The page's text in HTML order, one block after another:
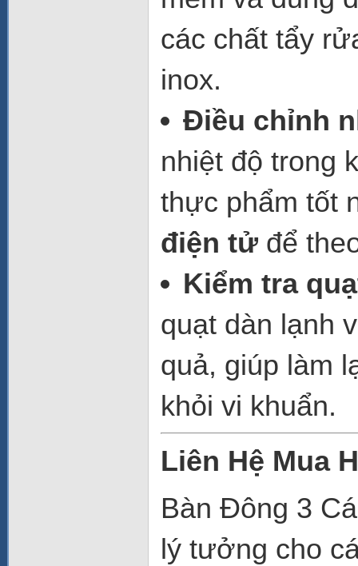
các chất tẩy
inox.
Điều chỉnh
nhiệt độ trong
thực phẩm tốt
điện tử để
Kiểm tra
quạt dàn lạnh
quả, giúp làm
khỏi vi khuẩn.
Liên Hệ Mua
Bàn Đông 3
lý tưởng cho